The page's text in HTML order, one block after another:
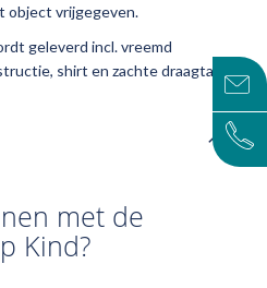
object vrijgegeven.
geleverd incl. vreemd
shirt en zachte draagtas.
met de
Kind?